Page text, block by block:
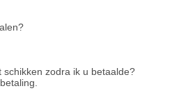
zodra ik u betaalde?